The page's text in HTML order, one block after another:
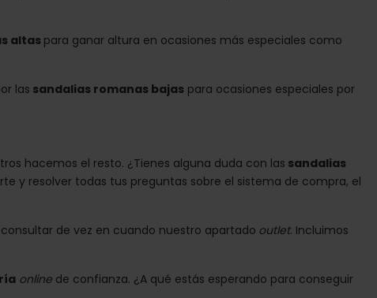
altas para ganar altura en ocasiones más especiales como
las sandalias romanas bajas para ocasiones especiales por
hacemos el resto. ¿Tienes alguna duda con las sandalias
y resolver todas tus preguntas sobre el sistema de compra, el
de vez en cuando nuestro apartado outlet. Incluimos
online de confianza. ¿A qué estás esperando para conseguir